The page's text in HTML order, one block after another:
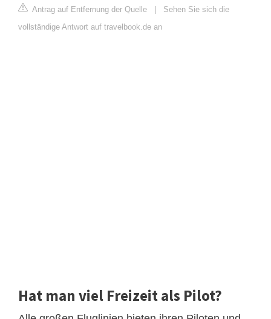
Antrag auf Entfernung der Quelle
Sehen Sie sich die
vollständige Antwort auf travelbook.de an
Hat man viel Freizeit als Pilot?